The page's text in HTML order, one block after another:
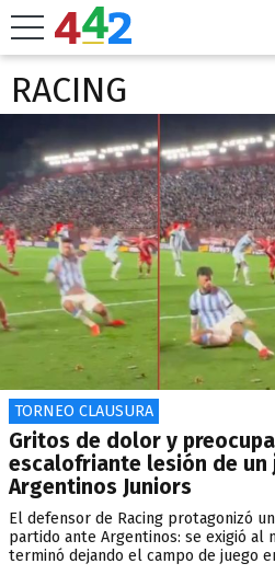
RACING
TORNEO CLAUSURA
Gritos de dolor y
escalofriante lesión de un
Argentinos Juniors
El defensor de Racing protagonizó
partido ante Argentinos: se exigió al
terminó dejando el campo de juego